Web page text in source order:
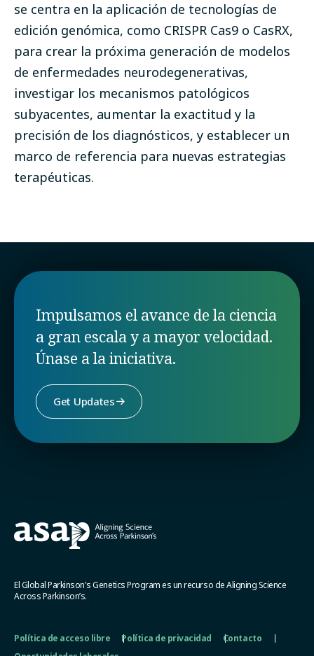
se centra en la aplicación de tecnologías de
edición genómica, como CRISPR Cas9 o CasRX,
para crear la próxima generación de modelos
de enfermedades neurodegenerativas,
investigar los mecanismos patológicos
subyacentes, aumentar la exactitud y la
precisión de los diagnósticos, y establecer un
marco de referencia para nuevas estrategias
terapéuticas.
Impulsamos el avance de la ciencia
a gran escala y a mayor velocidad.
Únase a la iniciativa.
Get Updates
El Global Parkinson's Genetics Program es un recurso de Aligning Science
Across Parkinson’s.
Política de acceso libre Política de privacidad
Contacto